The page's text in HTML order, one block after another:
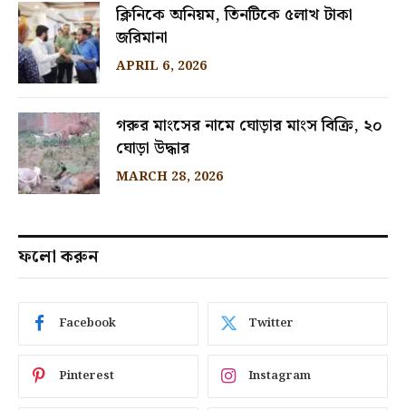
ক্লিনিকে অনিয়ম, তিনটিকে ৫লাখ টাকা
জরিমানা
APRIL 6, 2026
গরুর মাংসের নামে ঘোড়ার মাংস বিক্রি, ২০
ঘোড়া উদ্ধার
MARCH 28, 2026
ফলো করুন
Facebook Twitter
Pinterest Instagram